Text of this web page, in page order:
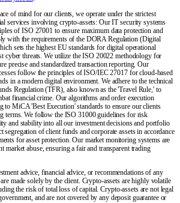
of mind for our clients, we operate under the strictest
services involving crypto-assets: Our IT security systems
of ISO 27001 to ensure maximum data protection and
with the requirements of the DORA Regulation (Digital
sets the highest EU standards for digital operational
cyber threats. We utilize the ISO 20022 methodology for
precise and standardized transaction reporting. Our
follow the principles of ISO/IEC 27017 for cloud-based
in a modern digital environment. We adhere to the technical
Regulation (TFR), also known as the 'Travel Rule,' to
financial crime. Our algorithms and order execution
to MiCA 'Best Execution' standards to ensure our clients
terms. We follow the ISO 31000 guidelines for risk
and stability into all our investment decisions and portfolio
segregation of client funds and corporate assets in accordance
for asset protection. Our market monitoring systems are
market abuse, ensuring a fair and transparent trading
advice, financial advice, or recommendations of any
made solely by the client. Crypto-assets are highly volatile
the risk of total loss of capital. Crypto-assets are not legal
and are not covered by any deposit guarantee or